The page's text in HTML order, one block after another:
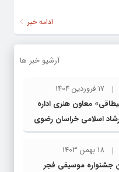
ادامه خبر
آرشیو خبر ها
17 فروردین 1404
معاون هنری اداره
اسلامی خراسان رضوی
18 بهمن 1403
جشنواره موسیقی فجر